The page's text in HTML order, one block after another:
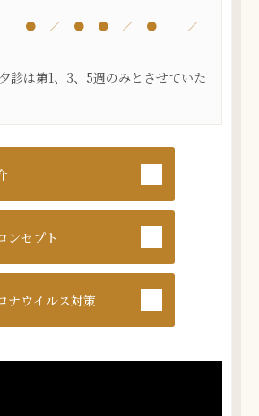
● ／ ● ● ／ ● ／
診は第1、3、5週のみとさせていた
ンセプト
ナウイルス対策